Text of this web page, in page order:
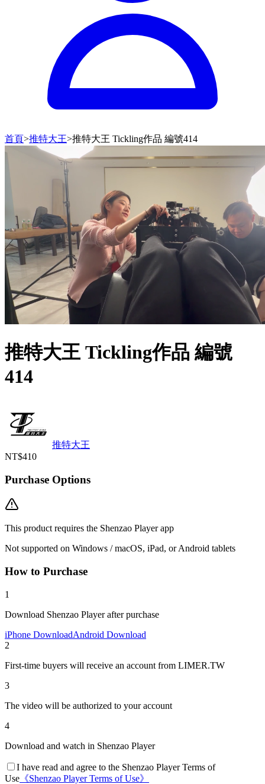
首頁>推特大王>推特大王 Tickling作品 編號414
推特大王 Tickling作品 編號
414
推特大王
NT$410
Purchase Options
This product requires the Shenzao Player app
Not supported on Windows / macOS, iPad, or Android tablets
How to Purchase
1
Download Shenzao Player after purchase
iPhone DownloadAndroid Download
2
First-time buyers will receive an account from LIMER.TW
3
The video will be authorized to your account
4
Download and watch in Shenzao Player
I have read and agree to the Shenzao Player Terms of
Use 《Shenzao Player Terms of Use》